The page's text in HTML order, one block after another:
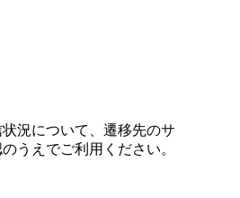
況について、遷移先のサ
うえでご利用ください。